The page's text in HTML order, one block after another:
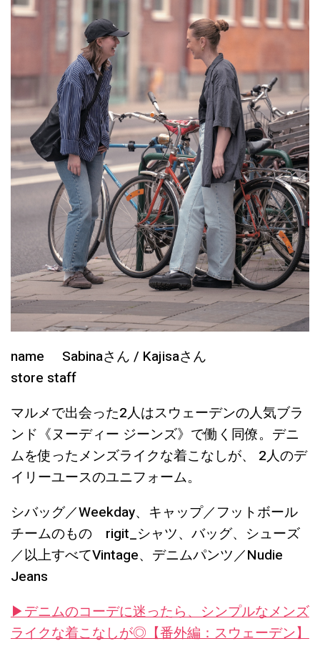
name Sabinaさん / Kajisaさん
store staff
マルメで出会った2人はスウェーデンの人気ブラ
ンド《ヌーディー ジーンズ》で働く同僚。デニ
ムを使ったメンズライクな着こなしが、 2人のデ
イリーユースのユニフォーム。
シバッグ／Weekday、キャップ／フットボール
チームのもの rigit_シャツ、バッグ、シューズ
／以上すべてVintage、デニムパンツ／Nudie
Jeans
▶︎デニムのコーデに迷ったら、シンプルなメンズ
ライクな着こなしが◎【番外編：スウェーデン】